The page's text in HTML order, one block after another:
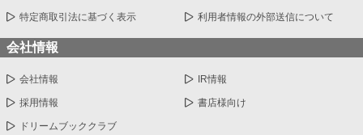
特定商取引法に基づく表示 利用者情報の外部送信について
会社情報
会社情報 IR情報
採用情報 書店様向け
ドリームブッククラブ